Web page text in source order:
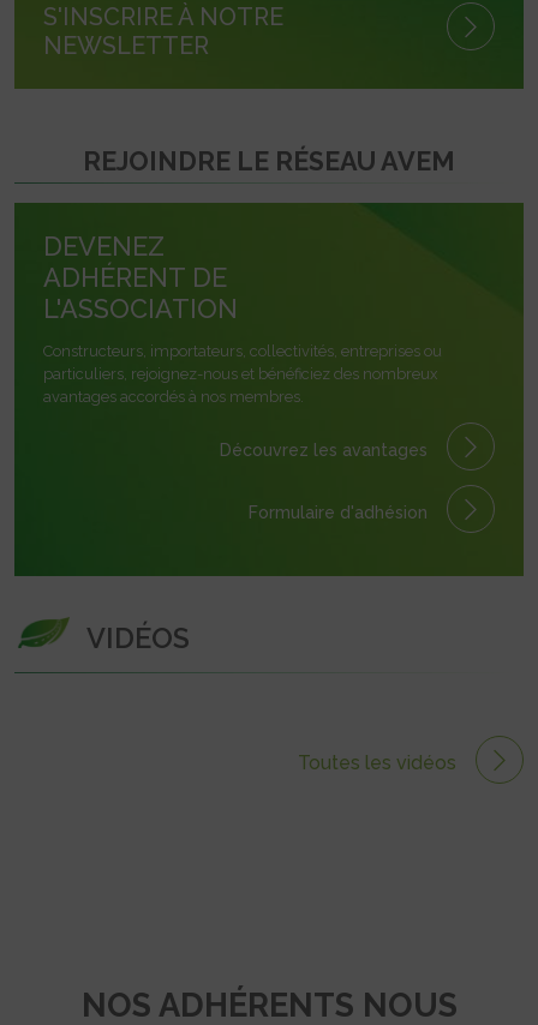
S'INSCRIRE À NOTRE
NEWSLETTER
REJOINDRE LE RÉSEAU AVEM
DEVENEZ
ADHÉRENT DE
L'ASSOCIATION
Constructeurs, importateurs, collectivités, entreprises ou
particuliers, rejoignez-nous et bénéficiez des nombreux
avantages accordés à nos membres.
Découvrez les avantages
Formulaire d'adhésion
VIDÉOS
Toutes les vidéos
NOS ADHÉRENTS NOUS